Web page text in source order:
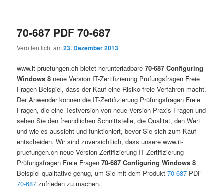
70-687 PDF 70-687
Veröffentlicht am23. Dezember 2013
www.it-pruefungen.ch bietet herunterladbare70-687 Configuring
Windows 8 neue Version IT-Zertifizierung Prüfungsfragen Freie
Fragen Beispiel, dass der Kauf eine Risiko-freie Verfahren macht.
Der Anwender können die IT-Zertifizierung Prüfungsfragen Freie
Fragen, die eine Testversion von neue Version Praxis Fragen und
sehen Sie den freundlichen Schnittstelle, die Qualität, den Wert
und wie es aussieht und funktioniert, bevor Sie sich zum Kauf
entscheiden. Wir sind zuversichtlich, dass unsere www.it-
pruefungen.ch neue Version Zertifizierung IT-Zertifizierung
Prüfungsfragen Freie Fragen70-687 Configuring Windows 8
Beispiel qualitative genug, um Sie mit dem Produkt70-687 PDF
70-687 zufrieden zu machen.